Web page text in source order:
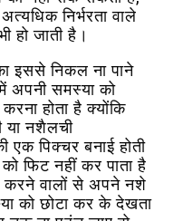
निर्भरता वाले
हो जाती है।
इससे निकल ना पाने
अपनी समस्या को
होता है क्योंकि
या नशैलची
पिक्चर बनाई होती
फिट नहीं कर पाता है
करने वालों से अपने नशे
को छोटा कर के देखता